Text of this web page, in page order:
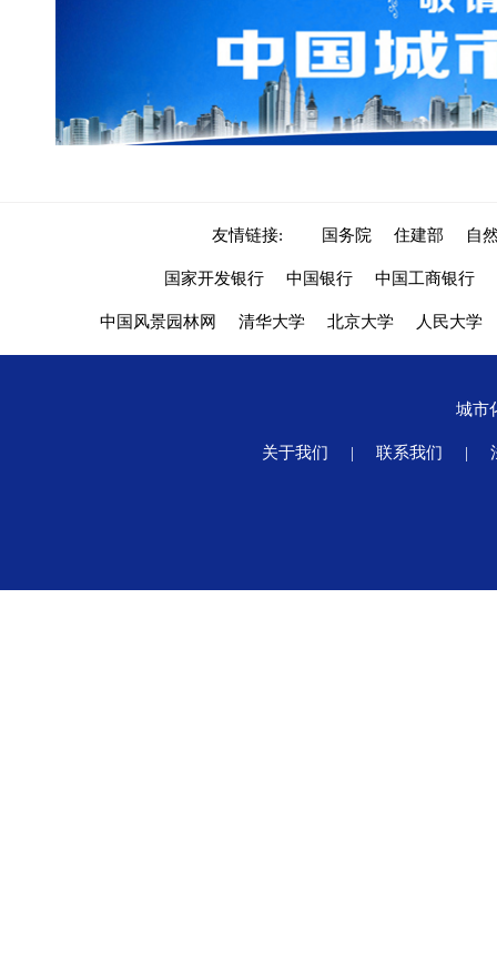
友情链接: 国务院 住建部 自
国家开发银行 中国银行 中国工商银行
中国风景园林网 清华大学 北京大学 人民大学
城市
关于我们 | 联系我们 |